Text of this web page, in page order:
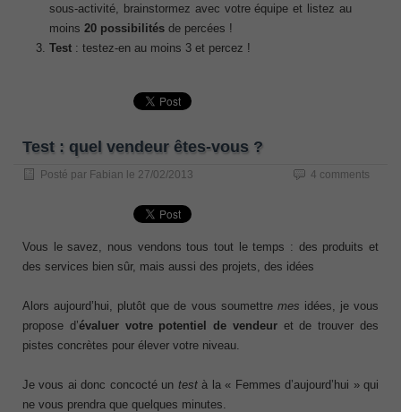
sous-activité, brainstormez avec votre équipe et listez au
moins 20 possibilités de percées !
Test : testez-en au moins 3 et percez !
Test : quel vendeur êtes-vous ?
Posté par Fabian le 27/02/2013 4 comments
Vous le savez, nous vendons tous tout le temps : des produits et
des services bien sûr, mais aussi des projets, des idées
Alors aujourd’hui, plutôt que de vous soumettre mes idées, je vous
propose d’évaluer votre potentiel de vendeuret de trouver des
pistes concrètes pour élever votre niveau.
Je vous ai donc concocté un testà la « Femmes d’aujourd’hui » qui
ne vous prendra que quelques minutes.